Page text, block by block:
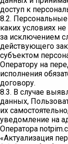
доступ к
8.2.
каких условиях
за исключением
действующего
субъектом
Оператору на
исполнения
договору.
8.3. В случае
данных,
их
уведомление на
Оператора
«Актуализация